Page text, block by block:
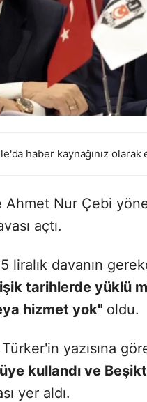
haber kaynağınız olarak
Ahmet Nur Çebi
açtı.
liralık davanın
tarihlerde yüklü
hizmet yok" oldu.
yazısına
kullandı ve
yer aldı.